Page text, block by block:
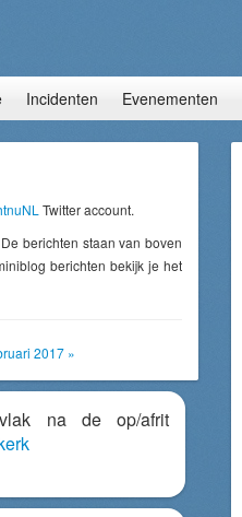
Incidenten Evenementen
Twitter account.
berichten staan van boven
berichten bekijk je het
2017 »
na de op/afrit